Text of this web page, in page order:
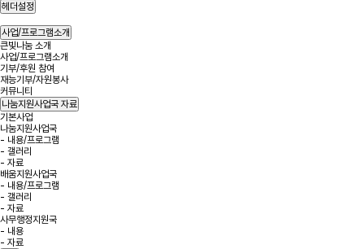
헤더설정
사업/프로그램소개
큰빛나눔 소개
사업/프로그램소개
기부/후원 참여
재능기부/자원봉사
커뮤니티
나눔지원사업국 자료
기본사업
나눔지원사업국
- 내용/프로그램
- 갤러리
- 자료
배움지원사업국
- 내용/프로그램
- 갤러리
- 자료
사무행정지원국
- 내용
- 자료